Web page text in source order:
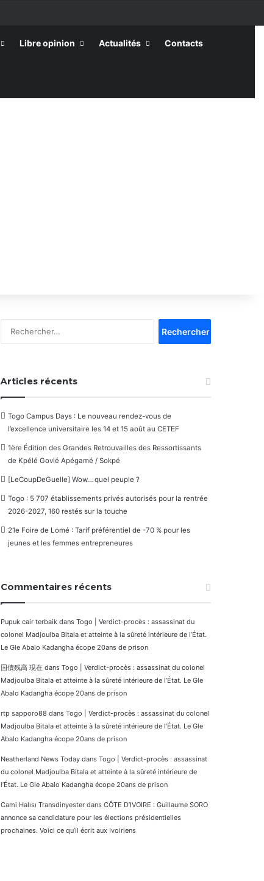
Libre opinion Actualités Contacts
Articles récents
Togo Campus Days : Le nouveau rendez-vous de
l’excellence universitaire les 14 et 15 août au CETEF
1ère Édition des Grandes Retrouvailles des Ressortissants
de Kpélé Govié Apégamé / Sokpé
[LeCoupDeGuelle] Wow… quel peuple ?
Togo : 5 707 établissements privés autorisés pour la rentrée
2026-2027, 160 restés sur la touche
21e Foire de Lomé : Tarif préférentiel de -70 % pour les
jeunes et les femmes entrepreneures
Commentaires récents
Pupuk cair terbaik dans Togo | Verdict-procès : assassinat du
colonel Madjoulba Bitala et atteinte à la sûreté intérieure de l’État.
Le Gle Abalo Kadangha écope 20ans de prison
国債残高 現在 dans Togo | Verdict-procès : assassinat du colonel
Madjoulba Bitala et atteinte à la sûreté intérieure de l’État. Le Gle
Abalo Kadangha écope 20ans de prison
rtp sapporo88 dans Togo | Verdict-procès : assassinat du colonel
Madjoulba Bitala et atteinte à la sûreté intérieure de l’État. Le Gle
Abalo Kadangha écope 20ans de prison
Neatherland News Today dans Togo | Verdict-procès : assassinat
du colonel Madjoulba Bitala et atteinte à la sûreté intérieure de
l’État. Le Gle Abalo Kadangha écope 20ans de prison
Cami Halısı Transdinyester dans CÔTE D’IVOIRE : Guillaume SORO
annonce sa candidature pour les élections présidentielles
prochaines. Voici ce qu’il écrit aux Ivoiriens